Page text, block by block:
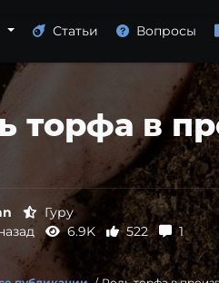
Статьи Вопросы
торфа в
Гуру
6.9K 522
1